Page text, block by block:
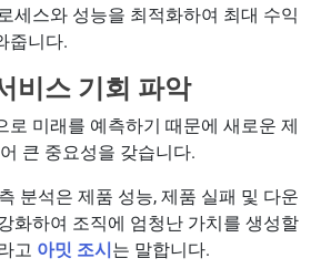
세스와 성능을 최적화하여 최대 수익
줍니다.
비스 기회 파악
로 미래를 예측하기 때문에 새로운 제
큰 중요성을 갖습니다.
분석은 제품 성능, 제품 실패 및 다운
화하여 조직에 엄청난 가치를 생성할
고 아밋 조시는 말합니다.